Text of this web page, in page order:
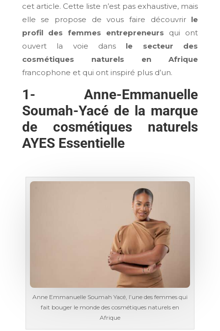
cet article. Cette liste n’est pas exhaustive, mais
elle se propose de vous faire découvrir le
profil des femmes entrepreneurs qui ont
ouvert la voie dans le secteur des
cosmétiques naturels en Afrique
francophone et qui ont inspiré plus d’un.
1- Anne-Emmanuelle
Soumah-Yacé de la marque
de cosmétiques naturels
AYES Essentielle
Anne Emmanuelle Soumah Yacé, l’une des femmes qui
fait bouger le monde des cosmétiques naturels en
Afrique